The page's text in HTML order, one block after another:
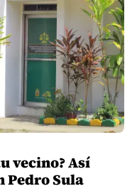
vecino? Así
Pedro Sula